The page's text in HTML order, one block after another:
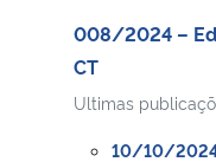
008/2024 –
CT
Ultimas
10/10/2024